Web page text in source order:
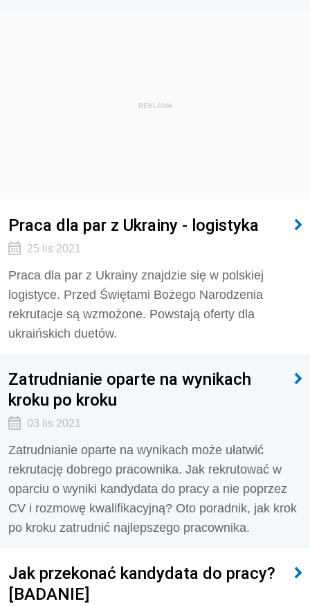
REKLAMA
Praca dla par z Ukrainy - logistyka
25 lis 2021
Praca dla par z Ukrainy znajdzie się w polskiej
logistyce. Przed Świętami Bożego Narodzenia
rekrutacje są wzmożone. Powstają oferty dla
ukraińskich duetów.
Zatrudnianie oparte na wynikach
kroku po kroku
03 lis 2021
Zatrudnianie oparte na wynikach może ułatwić
rekrutację dobrego pracownika. Jak rekrutować w
oparciu o wyniki kandydata do pracy a nie poprzez
CV i rozmowę kwalifikacyjną? Oto poradnik, jak krok
po kroku zatrudnić najlepszego pracownika.
Jak przekonać kandydata do pracy?
[BADANIE]